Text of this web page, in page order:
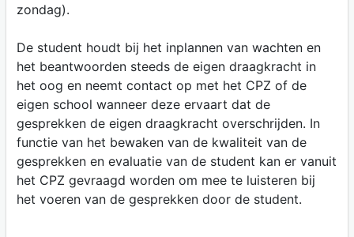
zondag).
De student houdt bij het inplannen van wachten en
het beantwoorden steeds de eigen draagkracht in
het oog en neemt contact op met het CPZ of de
eigen school wanneer deze ervaart dat de
gesprekken de eigen draagkracht overschrijden. In
functie van het bewaken van de kwaliteit van de
gesprekken en evaluatie van de student kan er vanuit
het CPZ gevraagd worden om mee te luisteren bij
het voeren van de gesprekken door de student.